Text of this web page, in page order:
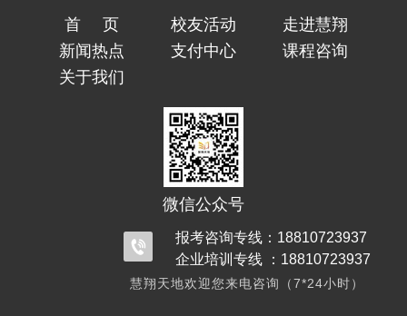
首页 校友活动
走进慧翔
新闻热点
支付中心
课程咨询
关于我们
微信公众号
报考咨询专线：18810723937
企业培训专线 ：18810723937
慧翔天地欢迎您来电咨询（7*24小时）